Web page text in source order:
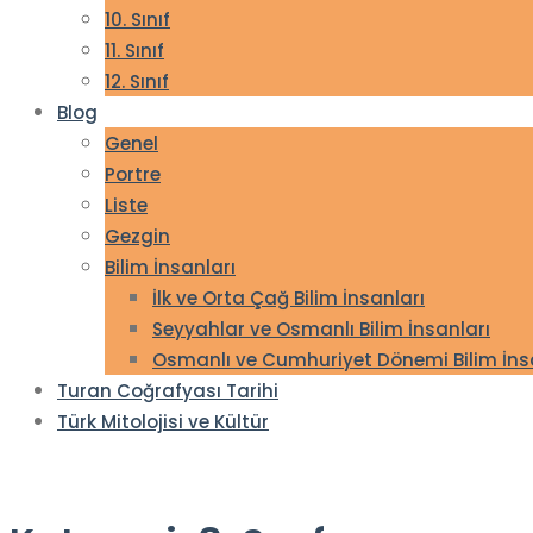
10. Sınıf
11. Sınıf
12. Sınıf
Blog
Genel
Portre
Liste
Gezgin
Bilim İnsanları
İlk ve Orta Çağ Bilim İnsanları
Seyyahlar ve Osmanlı Bilim İnsanları
Osmanlı ve Cumhuriyet Dönemi Bilim
Turan Coğrafyası Tarihi
Türk Mitolojisi ve Kültür